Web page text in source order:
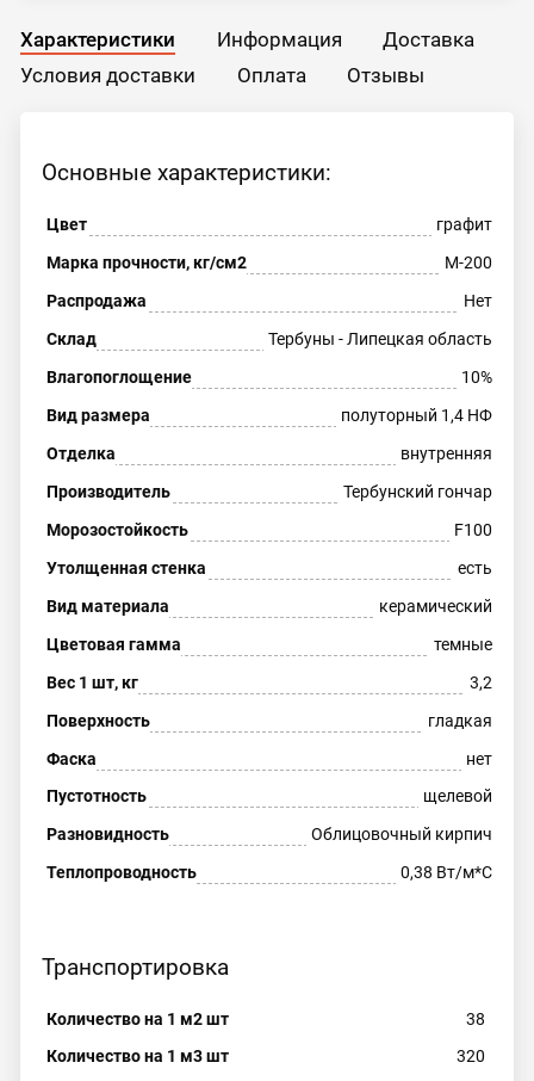
Характеристики Информация
Доставка
Условия доставки
Оплата Отзывы
Основные характеристики:
Цвет
графит
Марка прочности, кг/см2
М-200
Распродажа
Нет
Склад
Тербуны - Липецкая область
Влагопоглощение
10%
Вид размера
полуторный 1,4 НФ
Отделка
внутренняя
Производитель
Тербунский гончар
Морозостойкость
F100
Утолщенная стенка
есть
Вид материала
керамический
Цветовая гамма
темные
Вес 1 шт, кг
3,2
Поверхность
гладкая
Фаска
нет
Пустотность
щелевой
Разновидность
Облицовочный кирпич
Теплопроводность
0,38 Вт/м*С
Транспортировка
Количество на 1 м2 шт
38
Количество на 1 м3 шт
320